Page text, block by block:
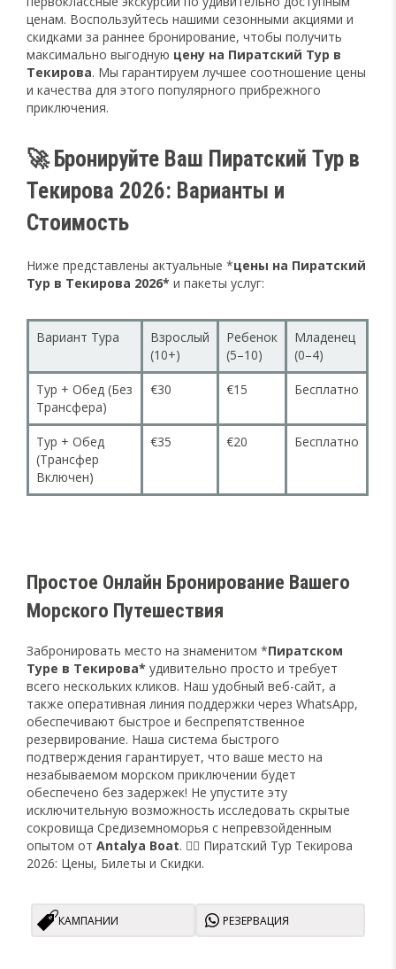
ценам. Воспользуйтесь нашими сезонными акциями и
скидками за раннее бронирование, чтобы получить
максимально выгодную цену на Пиратский Тур в
Текирова. Мы гарантируем лучшее соотношение цены
и качества для этого популярного прибрежного
приключения.
🚀 Бронируйте Ваш Пиратский Тур в
Текирова 2026: Варианты и
Стоимость
Ниже представлены актуальные *цены на Пиратский
Тур в Текирова 2026* и пакеты услуг:
Вариант Тура
Взрослый
(10+)
Ребенок
(5–10)
Младенец
(0–4)
Тур + Обед (Без
Трансфера)
€30 €15 Бесплатно
Тур + Обед
(Трансфер
Включен)
€35 €20 Бесплатно
Простое Онлайн Бронирование Вашего
Морского Путешествия
Забронировать место на знаменитом *Пиратском
Туре в Текирова* удивительно просто и требует
всего нескольких кликов. Наш удобный веб-сайт, а
также оперативная линия поддержки через WhatsApp,
обеспечивают быстрое и беспрепятственное
резервирование. Наша система быстрого
подтверждения гарантирует, что ваше место на
незабываемом морском приключении будет
обеспечено без задержек! Не упустите эту
исключительную возможность исследовать скрытые
сокровища Средиземноморья с непревзойденным
опытом от Antalya Boat. 🏴‍☠️ Пиратский Тур Текирова
2026: Цены, Билеты и Скидки.
КАМПАНИИ РЕЗЕРВАЦИЯ